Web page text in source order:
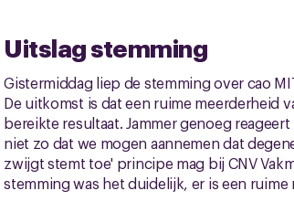
Uitslag stemming
Gistermiddag liep de stemming over cao
De uitkomst is dat een ruime meerderheid
bereikte resultaat. Jammer genoeg
niet zo dat we mogen aannemen dat
zwijgt stemt toe' principe mag bij CNV
stemming was het duidelijk, er is een